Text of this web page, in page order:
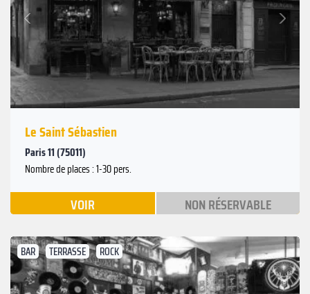
Précédent
Suivant
Le Saint Sébastien
Paris 11 (75011)
Nombre de places : 1-30 pers.
VOIR NON RÉSERVABLE
BAR TERRASSE ROCK